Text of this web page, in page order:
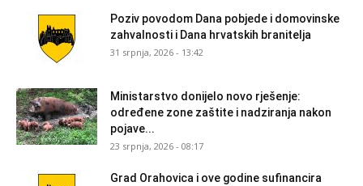
Poziv povodom Dana pobjede i domovinske
zahvalnosti i Dana hrvatskih branitelja
31 srpnja, 2026 - 13:42
Ministarstvo donijelo novo rješenje:
određene zone zaštite i nadziranja nakon
pojave...
23 srpnja, 2026 - 08:17
Grad Orahovica i ove godine sufinancira